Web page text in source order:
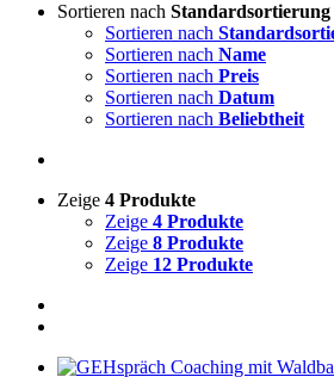
Sortieren nach Standardsortierung
Sortieren nach
Sortieren nach Name
Sortieren nach Preis
Sortieren nach Datum
Sortieren nach Beliebtheit
Zeige 4 Produkte
Zeige 4 Produkte
Zeige 8 Produkte
Zeige 12 Produkte